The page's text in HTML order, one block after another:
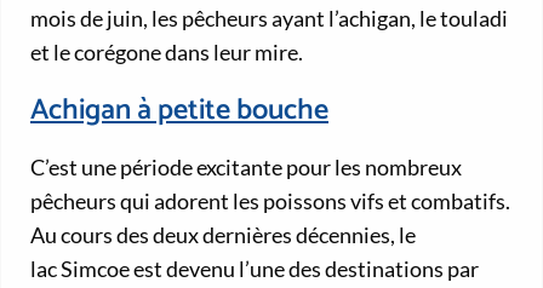
mois de juin, les pêcheurs ayant l’achigan, le touladi
et le corégone dans leur mire.
Achigan à petite bouche
C’est une période excitante pour les nombreux
pêcheurs qui adorent les poissons vifs et combatifs.
Au cours des deux dernières décennies, le
lac Simcoe est devenu l’une des destinations par